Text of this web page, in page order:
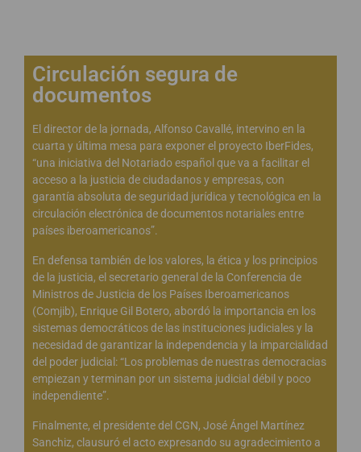
Circulación segura de
documentos
El director de la jornada, Alfonso Cavallé, intervino en la
cuarta y última mesa para exponer el proyecto IberFides,
“una iniciativa del Notariado español que va a facilitar el
acceso a la justicia de ciudadanos y empresas, con
garantía absoluta de seguridad jurídica y tecnológica en la
circulación electrónica de documentos notariales entre
países iberoamericanos”.
En defensa también de los valores, la ética y los principios
de la justicia, el secretario general de la Conferencia de
Ministros de Justicia de los Países Iberoamericanos
(Comjib), Enrique Gil Botero, abordó la importancia en los
sistemas democráticos de las instituciones judiciales y la
necesidad de garantizar la independencia y la imparcialidad
del poder judicial: “Los problemas de nuestras democracias
empiezan y terminan por un sistema judicial débil y poco
independiente”.
Finalmente, el presidente del CGN, José Ángel Martínez
Sanchiz, clausuró el acto expresando su agradecimiento a